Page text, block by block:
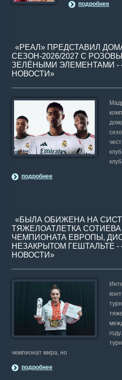
подробнее
«РЕАЛ» ПРЕДСТАВИЛ
СЕЗОН-2026/2027 С
ЗЕЛЁНЫМИ ЭЛЕМЕНТАМИ -
НОВОСТИ»
подробнее
«БЫЛА ОБИЖЕНА НА
ТЯЖЕЛОАТЛЕТКА
ЧЕМПИОНАТА ЕВРОПЫ,
НЕЗАКРЫТОМ ГЕШТАЛЬТЕ
НОВОСТИ»
чемпионат мира, но
подробнее